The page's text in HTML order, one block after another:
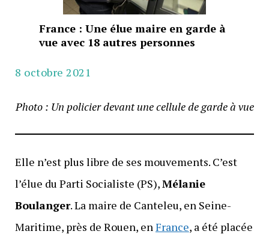
France : Une élue maire en garde à
vue avec 18 autres personnes
8 octobre 2021
Photo : Un policier devant une cellule de garde à vue
Elle n’est plus libre de ses mouvements. C’est
l’élue du Parti Socialiste (PS),Mélanie
Boulanger. La maire de Canteleu, en Seine-
Maritime, près de Rouen, enFrance, a été placée